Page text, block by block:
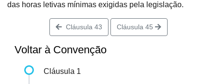
das horas letivas mínimas exigidas pela legislação.
Cláusula 43 Cláusula 45
Voltar à Convenção
Cláusula 1